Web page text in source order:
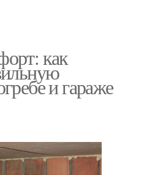
как
и гараже